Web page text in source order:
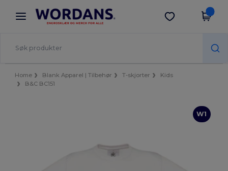
× Wordans-app
Bedre priser i appen!
Last ned app
Home Blank Apparel | Tilbehør T-skjorter
Kids
B&C BC151
W1